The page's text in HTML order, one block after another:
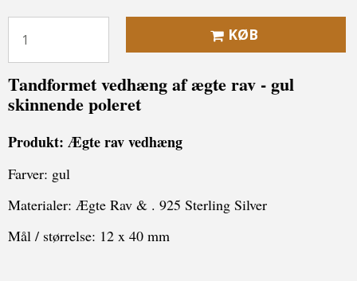
KØB
Tandformet vedhæng af ægte rav - gul
skinnende poleret
Produkt: Ægte rav vedhæng
Farver: gul
Materialer: Ægte Rav & . 925 Sterling Silver
Mål / størrelse: 12 x 40 mm